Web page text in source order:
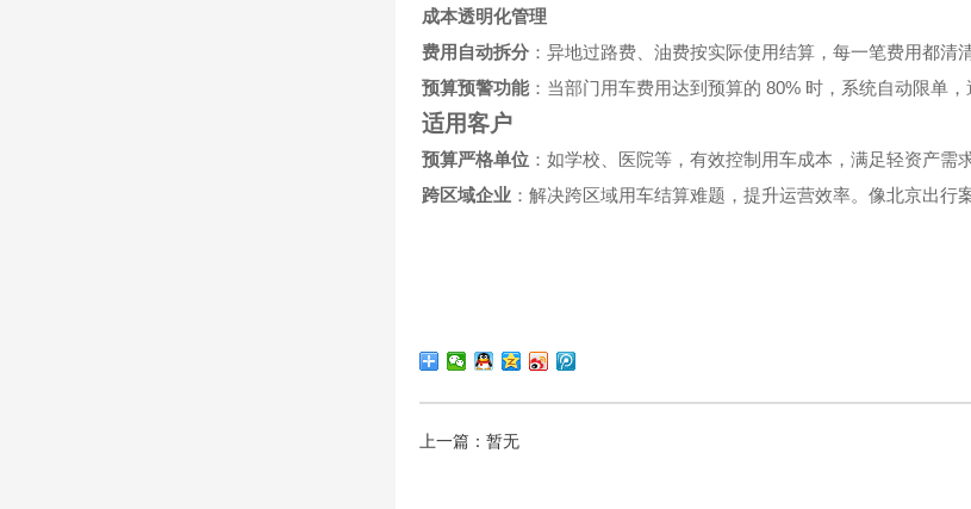
成本透明化管理
费用自动拆分 ：异地过路费、油费按实际使用结算，每一笔费用都清
预算预警功能 ：当部门用车费用达到预算的 80% 时，系统自动限单，
适用客户
预算严格单位 ：如学校、医院等，有效控制用车成本，满足轻资产需求
跨区域企业 ：解决跨区域用车结算难题，提升运营效率。像北京出行
上一篇：暂无